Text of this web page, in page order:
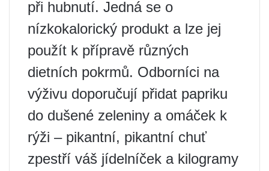
při hubnutí. Jedná se o
nízkokalorický produkt a lze jej
použít k přípravě různých
dietních pokrmů. Odborníci na
výživu doporučují přidat papriku
do dušené zeleniny a omáček k
rýži – pikantní, pikantní chuť
zpestří váš jídelníček a kilogramy